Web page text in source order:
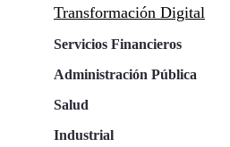
Transformación Digital
Servicios Financieros
Administración Pública
Salud
Industrial